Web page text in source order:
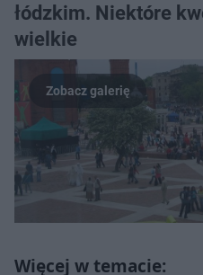
łódzkim. Niektóre
wielkie